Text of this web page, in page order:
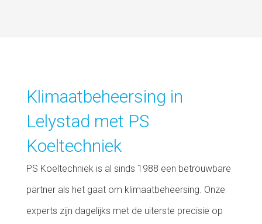
Klimaatbeheersing in
Lelystad met PS
Koeltechniek
PS Koeltechniek is al sinds 1988 een betrouwbare
partner als het gaat om klimaatbeheersing. Onze
experts zijn dagelijks met de uiterste precisie op